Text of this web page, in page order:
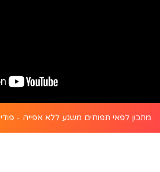
מתכון לפאי תפוחים משגע ללא אפייה - פודי